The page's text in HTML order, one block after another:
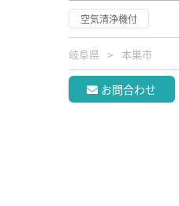
空気清浄機付
岐阜県 本巣市
お問合わせ